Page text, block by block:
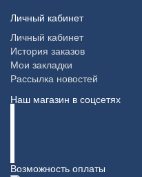
Личный кабинет
Личный кабинет
История заказов
Мои закладки
Рассылка новостей
Наш магазин в соцсетях
Возможность оплаты